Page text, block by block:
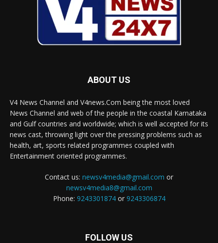
ABOUT US
V4 News Channel and V4news.Com being the most loved
News Channel and web of the people in the coastal Karnataka
and Gulf countries and worldwide; which is well accepted for its
news cast, throwing light over the pressing problems such as
health, art, sports related programmes coupled with
Entertainment oriented programmes.
Contact us: newsv4media@gmail.com or
newsv4media8@gmail.com
Phone: 9243301874or 9243306874
FOLLOW US